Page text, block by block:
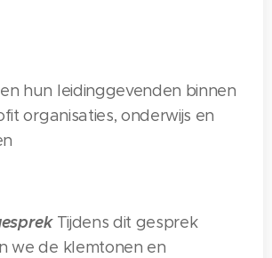
hun leidinggevenden binnen
organisaties, onderwijs en
Tijdens dit gesprek
we de klemtonen en